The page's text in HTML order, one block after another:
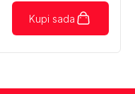
Kupi sada